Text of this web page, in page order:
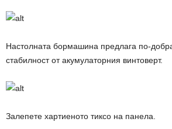
Настолната бормашина предлага по-
стабилност от акумулаторния винтоверт.
Залепете хартиеното тиксо на панела.